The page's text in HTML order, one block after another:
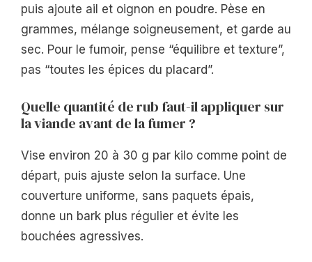
puis ajoute ail et oignon en poudre. Pèse en
grammes, mélange soigneusement, et garde au
sec. Pour le fumoir, pense “équilibre et texture”,
pas “toutes les épices du placard”.
Quelle quantité de rub faut-il appliquer sur
la viande avant de la fumer ?
Vise environ 20 à 30 g par kilo comme point de
départ, puis ajuste selon la surface. Une
couverture uniforme, sans paquets épais,
donne un bark plus régulier et évite les
bouchées agressives.